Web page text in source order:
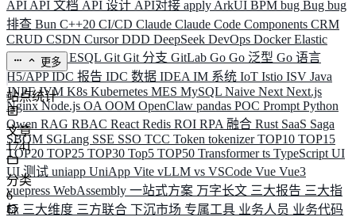
API API 文档 API 设计 API对接 apply ArkUI BPM bug Bug bug
排查 Bun C++20 CI/CD Claude Claude Code Components CRM
CRUD CSDN CursorDDD DeepSeek DevOps DockerElastic
ELK ElysiaESQL Git Git 分支 GitLab Go Go 泛型 Go 语言
H5/APPIDC 报告 IDC 数据 IDEA IM 系统 IoT Istio ISV Java
JNPFJVM K8s Kubernetes MES MySQL Naive Next Next.js
NginxNode.js OA OOM OpenClaw pandas POC Prompt Python
Qwen RAG RBAC React Redis ROI RPA 融合 Rust SaaS Saga
SBOM SGLang SSE SSO TCC Token tokenizerTOP10 TOP15
TOP20 TOP25 TOP30 Top5 TOP50 Transformerts TypeScript UI
UI 测试 uniapp UniApp Vite vLLM vs VSCode Vue Vue3
vuepress WebAssembly 一站式方案 万字长文 三大报告 三大指
标 三大维度 三方联合 下沉市场 专属工具 业务人员 业务代码
更多
站点统计
文章
1741
分类
6